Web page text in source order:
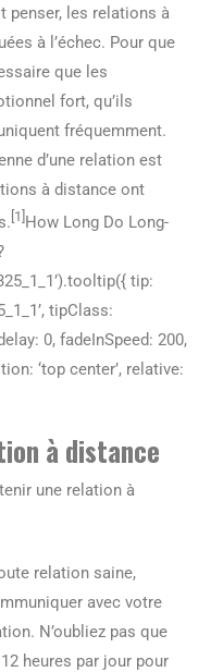
penser, les relations à
à l’échec. Pour que
que les
fort, qu’ils
fréquemment.
d’une relation est
à distance ont
[1] How Long Do Long-
tip:
tipClass:
0, fadeInSpeed: 200,
‘top center’, relative:
à distance
une relation à
relation saine,
avec votre
N’oubliez pas que
heures par jour pour